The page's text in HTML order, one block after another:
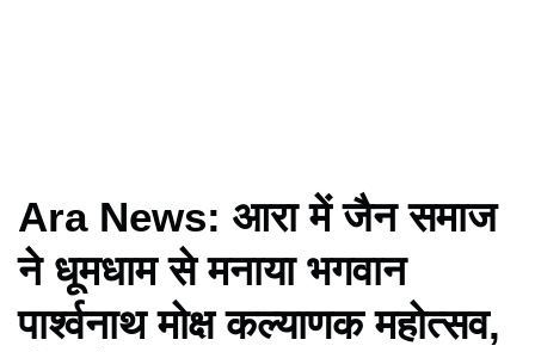
Ara News: आरा में जैन समाज
ने धूमधाम से मनाया भगवान
पार्श्वनाथ मोक्ष कल्याणक महोत्सव,